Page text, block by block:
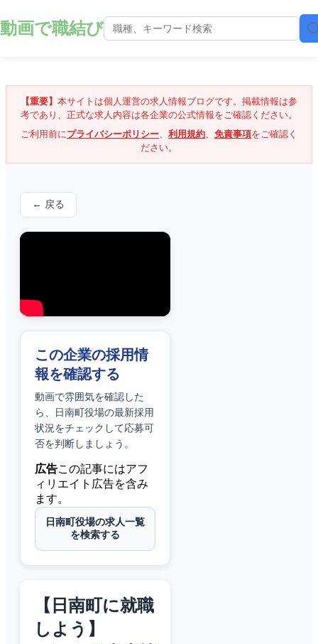
動画で職結び
【重要】 本サイトは個人運営の求人情報ブログです。掲載情報は参
考であり、正式な求人内容は各企業の公式情報をご確認ください。
ご利用前にプライバシーポリシー、 利用規約、 免責事項をご確認く
ださい。
← 戻る
この企業の採用情
報を確認する
動画で雰囲気を確認した
ら、
日南町役場の最新採用
状況をチェックして応募可
否を判断しましょう。
広告この記事にはアフ
ィリエイト広告を含み
ます。
日南町役場の求人一覧
を検索する
【日南町に就職
しよう】